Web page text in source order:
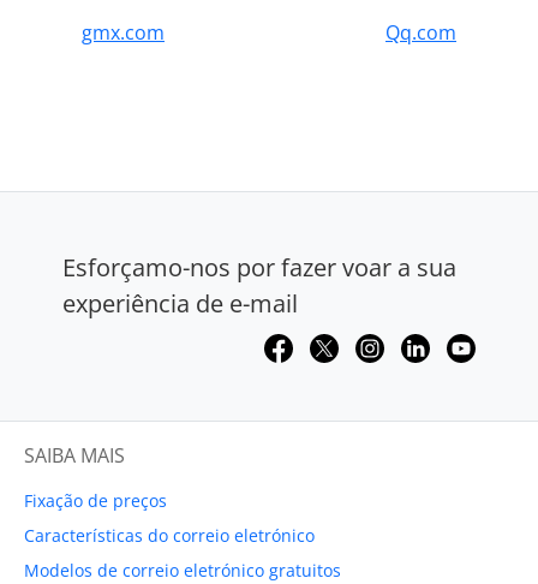
gmx.com
Qq.com
Esforçamo-nos por fazer voar a sua
experiência de e-mail
SAIBA MAIS
Fixação de preços
Características do correio eletrónico
Modelos de correio eletrónico gratuitos